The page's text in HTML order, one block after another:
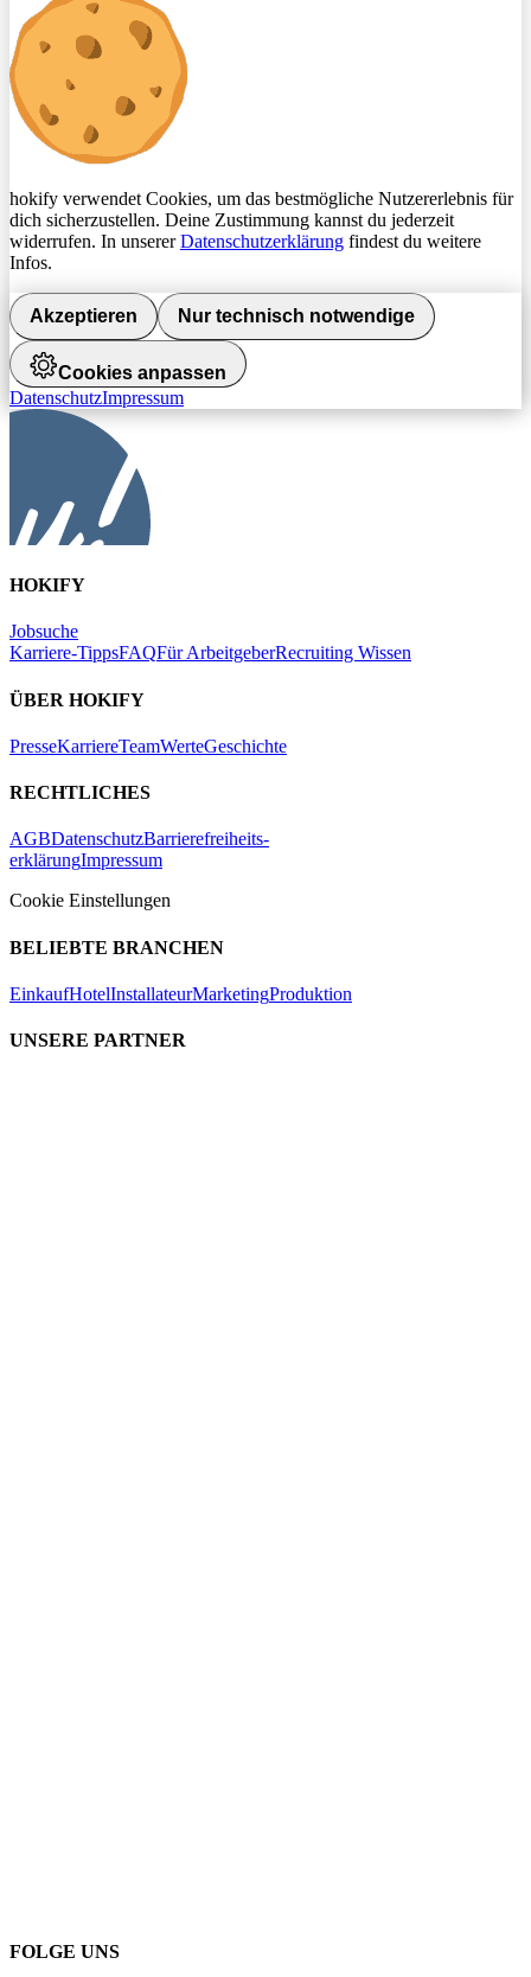
hokify verwendet Cookies, um das bestmögliche Nutzererlebnis für
dich sicherzustellen. Deine Zustimmung kannst du jederzeit
widerrufen. In unsererDatenschutzerklärung findest du weitere
Infos.
Akzeptieren Nur technisch notwendige
Cookies anpassen
DatenschutzImpressum
HOKIFY
Jobsuche
Karriere-TippsFAQFür ArbeitgeberRecruiting Wissen
ÜBER HOKIFY
PresseKarriereTeamWerteGeschichte
RECHTLICHES
AGBDatenschutzBarrierefreiheits-
erklärungImpressum
Cookie Einstellungen
BELIEBTE BRANCHEN
EinkaufHotelInstallateurMarketingProduktion
UNSERE PARTNER
FOLGE UNS